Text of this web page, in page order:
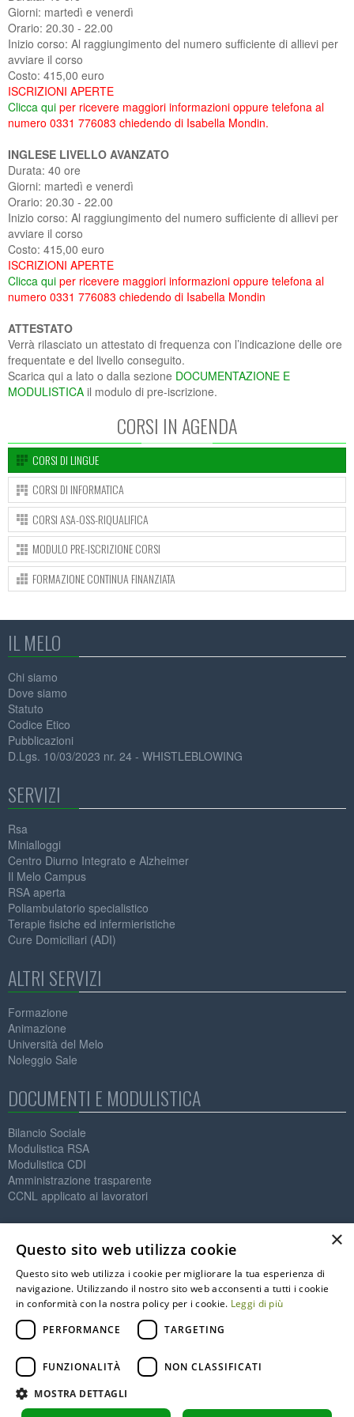
Giorni: martedì e venerdì
Orario: 20.30 - 22.00
Inizio corso: Al raggiungimento del numero sufficiente di allievi per
avviare il corso
Costo: 415,00 euro
ISCRIZIONI APERTE
Clicca qui per ricevere maggiori informazioni oppure telefona al
numero 0331 776083 chiedendo di Isabella Mondin.
INGLESE LIVELLO AVANZATO
Durata: 40 ore
Giorni: martedì e venerdì
Orario: 20.30 - 22.00
Inizio corso: Al raggiungimento del numero sufficiente di allievi per
avviare il corso
Costo: 415,00 euro
ISCRIZIONI APERTE
Clicca qui per ricevere maggiori informazioni oppure telefona al
numero 0331 776083 chiedendo di Isabella Mondin
ATTESTATO
Verrà rilasciato un attestato di frequenza con l’indicazione delle ore
frequentate e del livello conseguito.
Scarica qui a lato o dalla sezione DOCUMENTAZIONE E
MODULISTICA il modulo di pre-iscrizione.
CORSI IN AGENDA
CORSI DI LINGUE
CORSI DI INFORMATICA
CORSI ASA-OSS-RIQUALIFICA
MODULO PRE-ISCRIZIONE CORSI
FORMAZIONE CONTINUA FINANZIATA
IL MELO
Chi siamo
Dove siamo
Statuto
Codice Etico
Pubblicazioni
D.Lgs. 10/03/2023 nr. 24 - WHISTLEBLOWING
SERVIZI
Rsa
Minialloggi
Centro Diurno Integrato e Alzheimer
Il Melo Campus
RSA aperta
Poliambulatorio specialistico
Terapie fisiche ed infermieristiche
Cure Domiciliari (ADI)
ALTRI SERVIZI
Formazione
Animazione
Università del Melo
Noleggio Sale
DOCUMENTI E MODULISTICA
Bilancio Sociale
Modulistica RSA
Modulistica CDI
Amministrazione trasparente
CCNL applicato ai lavoratori
Società Cooperativa Sociale
P.IVA: 01564890125
C.F. 91002590122
info@melo.it
0331.776373
0331.775112
Via Magenta, 3 - 21013 Gallarate (VA)
Copyright © 2026 Firewall Srl
DIPARTIMENTO FORMAZIONE
UFFICIO DEL PERSONALE
PEC POSTA ELETTRONICA CERTIFICATA
CARTA E REGOLAMENTO CAMPUS
MODULISTICA RSA
PHOTOGALLERY
CARTA DEI SERVIZI DEL CENTRO DIURNO
INTEGRATO PROTETTO
MODULISTICA CENTRI DIURNI
PHOTOGALLERY
CARTA E REGOLAMENTO CAMPUS
LABORATORI
SUCCEDE AL PLANET
NOLEGGIO SALE
ACCREDITAMENTO PRESSO LA REGIONE
CERTIFICAZIONE ISO
×
Questo sito web utilizza cookie
Questo sito web utilizza i cookie per migliorare la tua esperienza di
navigazione. Utilizzando il nostro sito web acconsenti a tutti i cookie
in conformità con la nostra policy per i cookie. Leggi di più
PERFORMANCE
TARGETING
FUNZIONALITÀ NON CLASSIFICATI
MOSTRA DETTAGLI